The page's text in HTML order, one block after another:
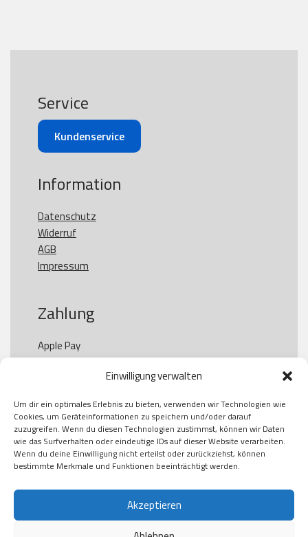
Einwilligung verwalten
Um dir ein optimales Erlebnis zu bieten, verwenden wir Technologien wie
Cookies, um Geräteinformationen zu speichern und/oder darauf
zuzugreifen. Wenn du diesen Technologien zustimmst, können wir Daten
wie das Surfverhalten oder eindeutige IDs auf dieser Website verarbeiten.
Wenn du deine Einwilligung nicht erteilst oder zurückziehst, können
bestimmte Merkmale und Funktionen beeinträchtigt werden.
Akzeptieren
Service
Kundenservice
Information
Datenschutz
Widerruf
AGB
Impressum
Zahlung
Apple Pay
Paypal
Kauf auf Rechung
Klarna
American Express